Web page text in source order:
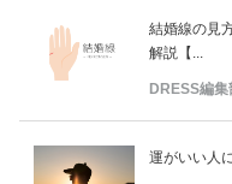
結婚線の見
解説【...
DRESS編集
運がいい人